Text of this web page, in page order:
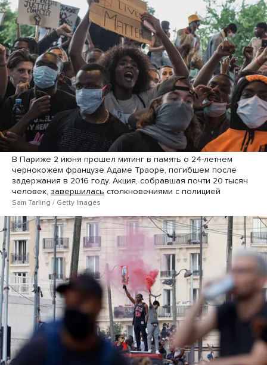
В Париже 2 июня прошел митинг в память о 24-летнем
чернокожем французе Адаме Траоре, погибшем после
задержания в 2016 году. Акция, собравшая почти 20 тысяч
человек, завершилась столкновениями с полицией
Sam Tarling / Getty Images